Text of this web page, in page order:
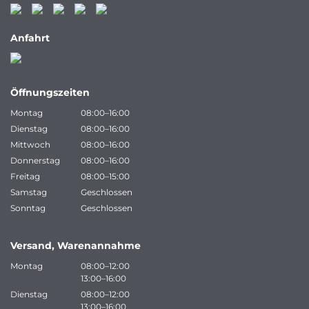
Anfahrt
Öffnungszeiten
Montag
08:00–16:00
Dienstag
08:00–16:00
Mittwoch
08:00–16:00
Donnerstag
08:00–16:00
Freitag
08:00–15:00
Samstag
Geschlossen
Sonntag
Geschlossen
Versand, Warenannahme
Montag
08:00–12:00
13:00–16:00
Dienstag
08:00–12:00
13:00–16:00